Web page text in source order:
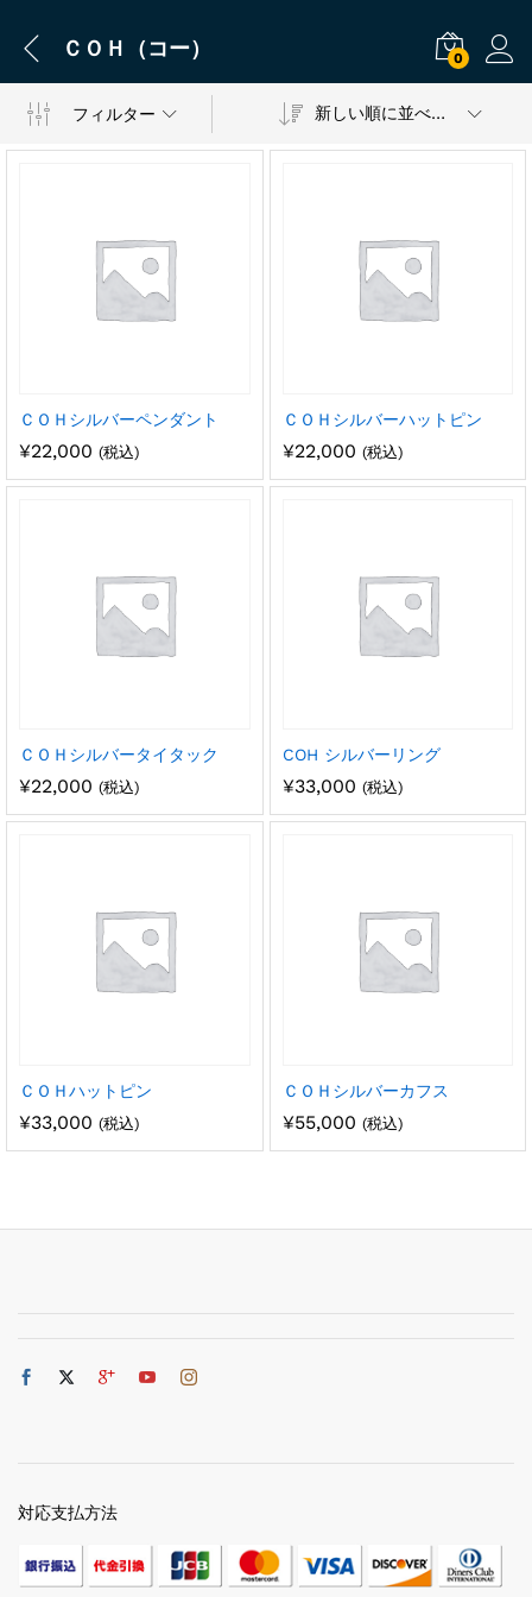
ＣＯＨ（コー） 0
フィルター 新しい順に並べ替え
ＣＯＨシルバーペンダント
¥22,000 (税込)
ＣＯＨシルバーハットピン
¥22,000 (税込)
ＣＯＨシルバータイタック
¥22,000 (税込)
COH シルバーリング
¥33,000 (税込)
ＣＯＨハットピン
¥33,000 (税込)
ＣＯＨシルバーカフス
¥55,000 (税込)
対応支払方法